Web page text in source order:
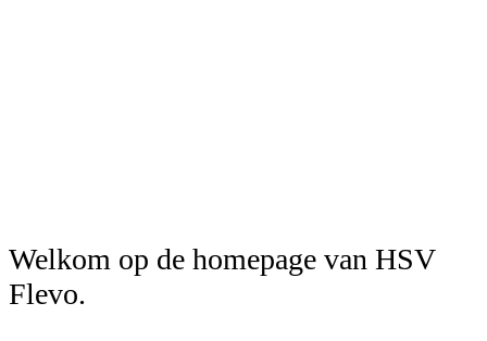
Welkom op de homepage van HSV
Flevo.